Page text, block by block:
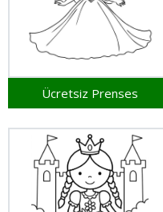
Ücretsiz Prenses